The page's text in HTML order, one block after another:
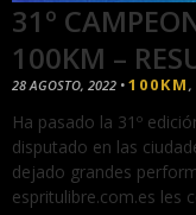
31º
100KM –
28 AGOSTO, 2022 • 100KM ,
Ha pasado la 31º
disputado en las
dejado grandes
espritulibre.com.es les